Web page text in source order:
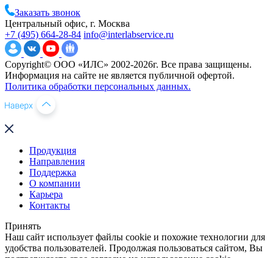
Заказать звонок
Центральный офис, г. Москва
+7 (495) 664-28-84 info@interlabservice.ru
Copyright© ООО «ИЛС» 2002-2026г. Все права защищены.
Информация на сайте не является публичной офертой.
Политика обработки персональных данных.
Продукция
Направления
Поддержка
О компании
Карьера
Контакты
Принять
Наш сайт использует файлы cookie и похожие технологии для
удобства пользователей. Продолжая пользоваться сайтом, Вы